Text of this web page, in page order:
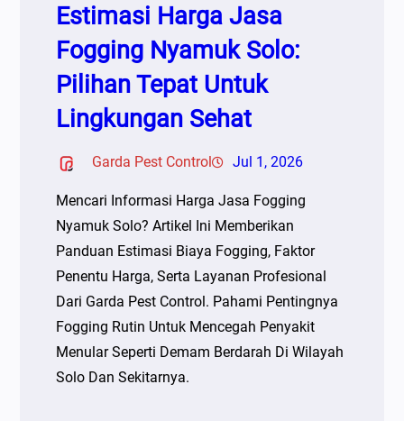
Estimasi Harga Jasa
Fogging Nyamuk Solo:
Pilihan Tepat Untuk
Lingkungan Sehat
Garda Pest Control Jul 1, 2026
Mencari Informasi Harga Jasa Fogging
Nyamuk Solo? Artikel Ini Memberikan
Panduan Estimasi Biaya Fogging, Faktor
Penentu Harga, Serta Layanan Profesional
Dari Garda Pest Control. Pahami Pentingnya
Fogging Rutin Untuk Mencegah Penyakit
Menular Seperti Demam Berdarah Di Wilayah
Solo Dan Sekitarnya.